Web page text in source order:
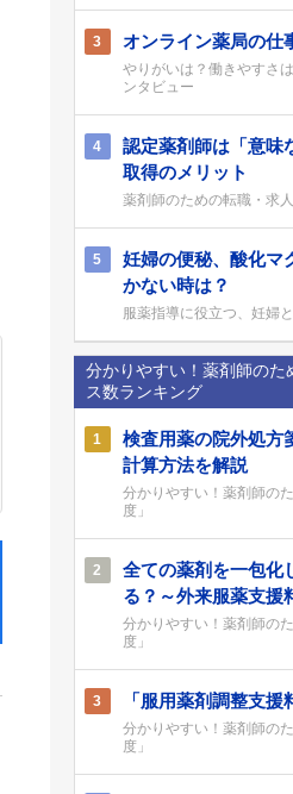
3 オンライン薬局の仕
やりがいは？働きやすさ
ンタビュー
4
認定薬剤師は「意味
取得のメリット
薬剤師のための転職・求
5
妊婦の便秘、酸化マ
かない時は？
服薬指導に役立つ、妊婦
分かりやすい！薬剤師のた
ス数ランキング
1
検査用薬の院外処方
計算方法を解説
分かりやすい！薬剤師の
度」
2
全ての薬剤を一包化
る？～外来服薬支援
分かりやすい！薬剤師の
度」
3 「服用薬剤調整支援
分かりやすい！薬剤師の
度」